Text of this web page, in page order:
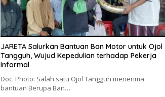
JARETA Salurkan Bantuan Ban Motor untuk Ojol
Tangguh, Wujud Kepedulian terhadap Pekerja
Informal
Doc. Photo: Salah satu Ojol Tangguh menerima
bantuan Berupa Ban…